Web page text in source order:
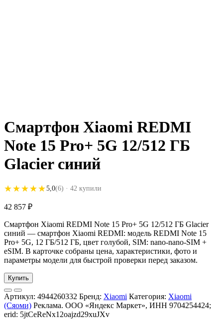
Смартфон Xiaomi REDMI
Note 15 Pro+ 5G 12/512 ГБ
Glacier синий
★★★★★
★★★★★5,0(6) · 42 купили
42 857 ₽
Смартфон Xiaomi REDMI Note 15 Pro+ 5G 12/512 ГБ Glacier
синий — смартфон Xiaomi REDMI: модель REDMI Note 15
Pro+ 5G, 12 ГБ/512 ГБ, цвет голубой, SIM: nano-nano-SIM +
eSIM. В карточке собраны цена, характеристики, фото и
параметры модели для быстрой проверки перед заказом.
Купить
Артикул: 4944260332 Бренд: Xiaomi Категория: Xiaomi
(Сяоми) Реклама. ООО «Яндекс Маркет», ИНН 9704254424;
erid: 5jtCeReNx12oajzd29xuJXv